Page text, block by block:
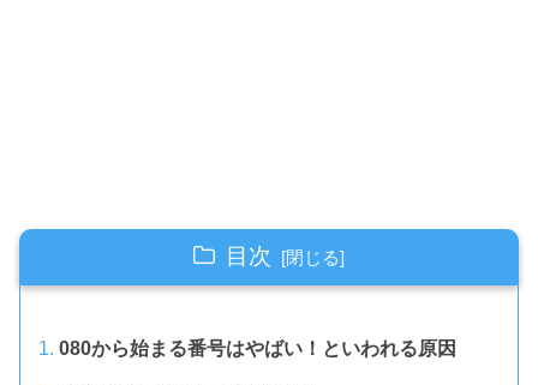
目次
080から始まる番号はやばい！といわれる原因